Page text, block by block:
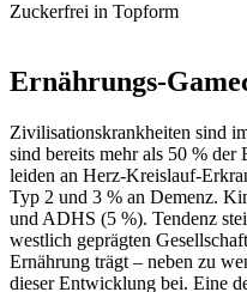
Zuckerfrei in Topform
Ernährungs-
Zivilisationskrankheiten sind
sind bereits mehr als 50 %
leiden an Herz-Kreislauf-
Typ 2 und 3 % an Demenz.
und ADHS (5 %). Tendenz
westlich geprägten
Ernährung trägt – neben zu
dieser Entwicklung bei. Eine